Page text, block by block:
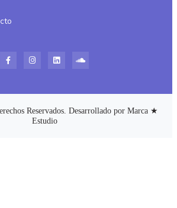
Reservados. Desarrollado por Marca ★
Estudio